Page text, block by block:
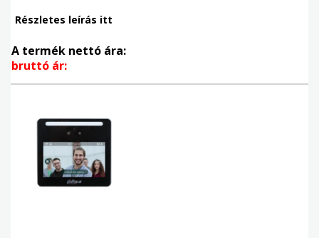
Részletes leírás itt
A termék nettó ára:
bruttó ár: